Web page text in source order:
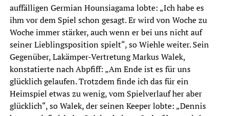
auffälligen Germian Hounsiagama lobte: „Ich habe es
ihm vor dem Spiel schon gesagt. Er wird von Woche zu
Woche immer stärker, auch wenn er bei uns nicht auf
seiner Lieblingsposition spielt“, so Wiehle weiter. Sein
Gegenüber, Lakämper-Vertretung Markus Walek,
konstatierte nach Abpfiff: „Am Ende ist es für uns
glücklich gelaufen. Trotzdem finde ich das für ein
Heimspiel etwas zu wenig, vom Spielverlauf her aber
glücklich“, so Walek, der seinen Keeper lobte: „Dennis